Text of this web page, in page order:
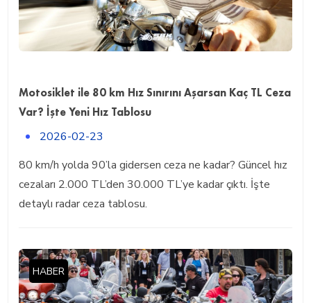
Motosiklet ile 80 km Hız Sınırını Aşarsan Kaç TL Ceza
Var? İşte Yeni Hız Tablosu
2026-02-23
80 km/h yolda 90’la gidersen ceza ne kadar? Güncel hız
cezaları 2.000 TL’den 30.000 TL’ye kadar çıktı. İşte
detaylı radar ceza tablosu.
HABER